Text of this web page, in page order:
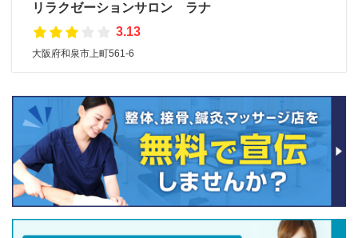
リラクゼーションサロン ラナ
3.13
大阪府和泉市上町561-6